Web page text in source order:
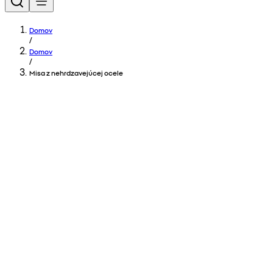
Domov
/
Domov
/
Misa z nehrdzavejúcej ocele